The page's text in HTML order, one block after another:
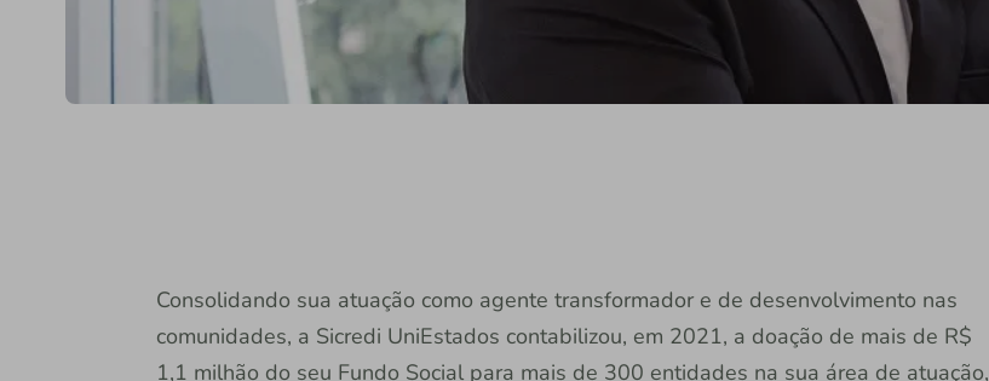
Consolidando sua atuação como agente transformador e de desenvolvimento nas
comunidades, a Sicredi UniEstados contabilizou, em 2021, a doação de mais de R$
1,1 milhão do seu Fundo Social para mais de 300 entidades na sua área de atuação,